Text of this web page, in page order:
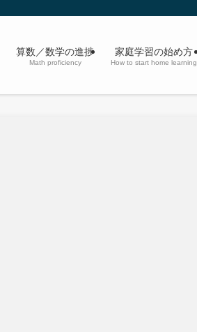
算数／数学の進捗
Math proficiency
家庭学習の始め方
How to start home learning